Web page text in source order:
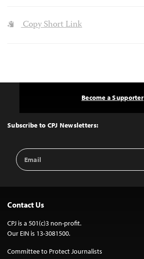
Copy Short Link
Top
Subscribe to CPJ Newsletters:
Email
Address
Become a Supporter
Contact Us
CPJ is a 501(c)3 non-profit.
Our EIN is 13-3081500.
Committee to Protect Journalists